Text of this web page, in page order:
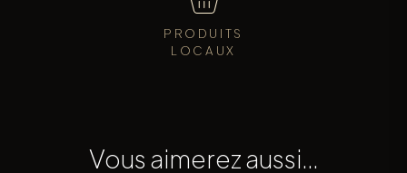
PRODUITS
LOCAUX
Vous aimerez aussi…